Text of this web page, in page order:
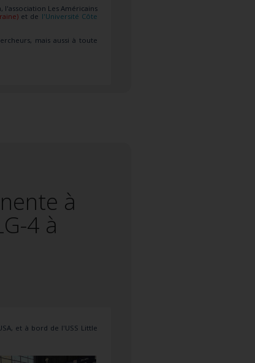
Les Américains
et de l'Université Côte
mais aussi à toute
à
4 à
et à bord de l'USS Little